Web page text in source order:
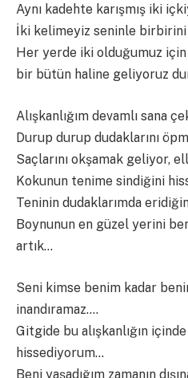
Aynı kadehte karışmış iki
İki kelimeyiz seninle birbirini
Her yerde iki olduğumuz için
bir bütün haline geliyoruz
Alışkanlığım devamlı sana
Durup durup dudaklarını
Saçlarını okşamak geliyor,
Kokunun tenime sindiğini
Teninin dudaklarımda
Boynunun en güzel yerini
artık…
Seni kimse benim kadar
inandıramaz….
Gitgide bu alışkanlığın
hissediyorum…
Beni yaşadığım zamanın